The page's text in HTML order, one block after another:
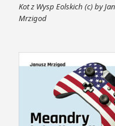
Kot z Wysp Eolskich (c) by
Mrzigod